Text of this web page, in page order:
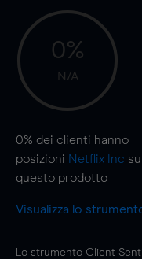
0%
N/A
0% dei clienti hanno
posizioni Netflix Inc su
questo prodotto
Visualizza lo
Lo strumento Client